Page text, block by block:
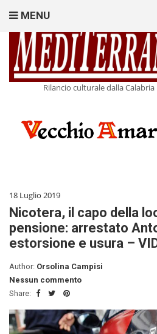
Rilancio culturale dalla
MENU
18 Luglio 2019
Nicotera, il capo della
pensione: arrestato
estorsione e usura –
Author: Orsolina Campisi
Nessun commento
Share: